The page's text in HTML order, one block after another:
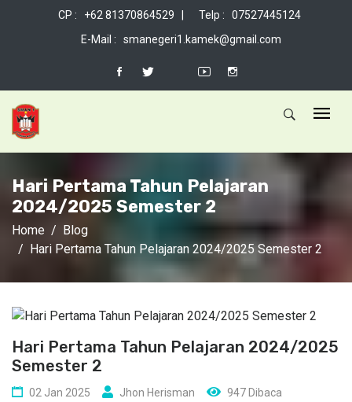
CP : +62 81370864529 |
Telp : 07527445124
E-Mail : smanegeri1.kamek@gmail.com
Hari Pertama Tahun Pelajaran
2024/2025 Semester 2
Home
Blog
Hari Pertama Tahun Pelajaran 2024/2025 Semester 2
Hari Pertama Tahun Pelajaran 2024/2025
Semester 2
02 Jan 2025 Jhon Herisman 947 Dibaca